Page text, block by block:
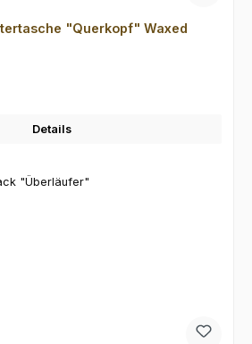
"Querkopf" Waxed
Details